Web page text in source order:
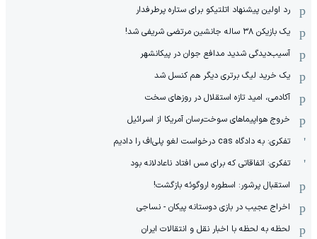
رد اولین پیشنهاد اتلتیکو برای ستاره پرطرفدار
یک بازیکن ۳۸ ساله جانشین مرتضی شریفی شد!
آسیب‌دیدگی شدید مدافع جوان در پیکانشهر
یک خرید لیگ برتری دیگر هم کنسل شد
آکادمی، امید تازه استقلال در روزهای سخت
خروج هواپیماهای سوخت‌رسان آمریکا از اسرائیل
تفکری: به دادگاه cas درخواست لغو پلی‌اف را دادیم
تفکری: اتفاقاتی که برای مس افتاد ناعادلانه بود
استقبال پرشور: اسطوره اروگوئه بازگشت!
اخراج عجیب در بازی دوستانه پیکان - نساجی
لحظه به لحظه با اخبار نقل و انتقالات ایران